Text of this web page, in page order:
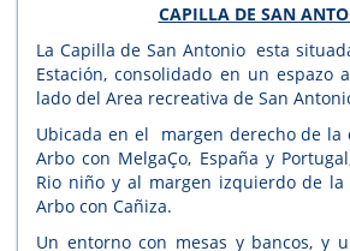
CAPILLA DE SAN
La Capilla de San Antonio esta
Estación, consolidado en un espazo
lado del Area recreativa de San
Ubicada en el margen derecho de
Arbo con MelgaÇo, España y
Rio niño y al margen izquierdo de
Arbo con Cañiza.
Un entorno con mesas y bancos, y